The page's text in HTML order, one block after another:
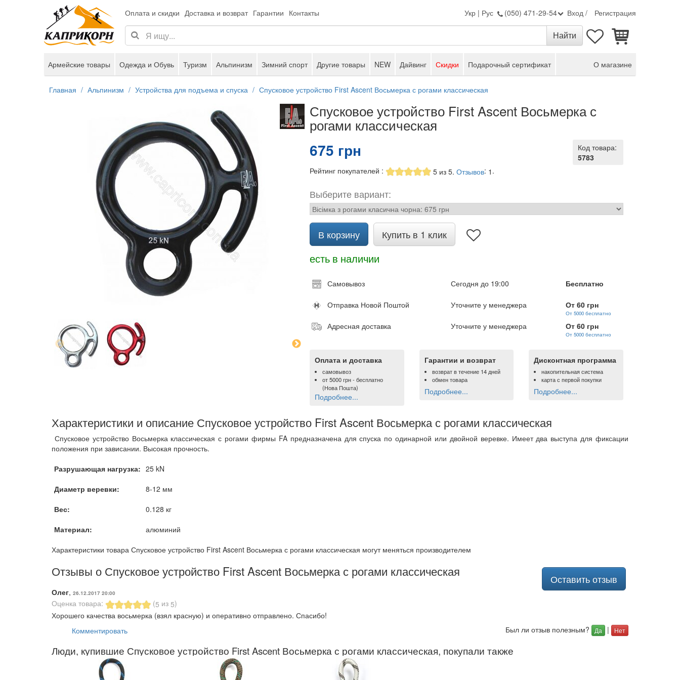
Оплата и скидки Доставка и возврат Гарантии Контакты Укр | Рус (050) 471-29-54 Вход / Регистрация
Армейские товары Одежда и Обувь Туризм Альпинизм Зимний спорт Другие товары NEW Дайвинг Скидки Подарочный сертификат О магазине
Главная Альпинизм Устройства для подъема и спуска Спусковое устройство First Ascent Восьмерка с рогами классическая
Спусковое устройство First Ascent Восьмерка с
рогами классическая
Код товара:
5783
675 грн
Рейтинг покупателей : 5 из 5. Отзывов: 1 .
Выберите вариант:
В корзину Купить в 1 клик
есть в наличии
Самовывоз Сегодня до 19:00 Бесплатно
Отправка Новой Поштой Уточните у менеджера От 60 грн
От 5000 бесплатно
Адресная доставка Уточните у менеджера От 60 грн
От 5000 бесплатно
Оплата и доставка
самовывоз
от5000 грн- бесплатно
(Нова Пошта)
Подробнее...
Гарантии и возврат
возврат в течение 14 дней
обмен товара
Подробнее...
Дисконтная программа
накопительная система
карта с первой покупки
Подробнее...
Характеристики и описание Спусковое устройство First Ascent Восьмерка с рогами классическая
Спусковое устройство Восьмерка классическая с рогами фирмы FA предназначена для спуска по одинарной или двойной веревке. Имеет два выступа для фиксации
положения при зависании. Высокая прочность.
Разрушающая нагрузка: 25 kN
Диаметр веревки:
8-12 мм
Вес:
0.128 кг
Материал:
алюминий
Характеристики товара Спусковое устройство First Ascent Восьмерка с рогами классическая могут меняться производителем
Оставить отзыв
Отзывы о Спусковое устройство First Ascent Восьмерка с рогами классическая
Олег, 26.12.2017 20:00
Оценка товара: (5 из 5)
Хорошего качества восьмерка (взял красную) и оперативно отправлено. Спасибо!
Был ли отзыв полезным?
Да | Нет
Комментировать
Люди, купившие Спусковое устройство First Ascent Восьмерка с рогами классическая, покупали также